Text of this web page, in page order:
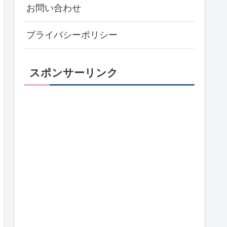
お問い合わせ
プライバシーポリシー
スポンサーリンク